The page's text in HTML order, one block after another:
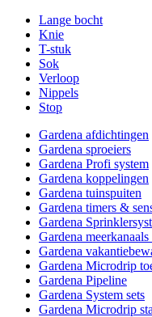
Lange bocht
Knie
T-stuk
Sok
Verloop
Nippels
Stop
Gardena afdichtingen
Gardena sproeiers
Gardena Profi system
Gardena koppelingen
Gardena tuinspuiten
Gardena timers &
Gardena
Gardena
Gardena
Gardena Microdrip
Gardena Pipeline
Gardena System sets
Gardena Microdrip